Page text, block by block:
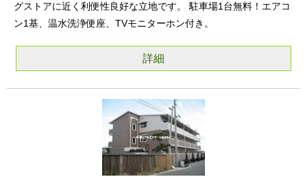
グストアに近く利便性良好な立地です。 駐車場1台無料！エアコ
ン1基、温水洗浄便座、TVモニターホン付き。
詳細